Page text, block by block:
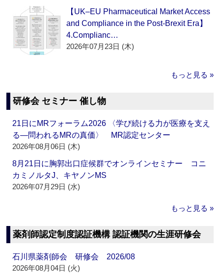
【UK–EU Pharmaceutical Market Access
and Compliance in the Post-Brexit Era】
4.Complianc…
2026年07月23日 (木)
もっと見る »
研修会 セミナー 催し物
21日にMRフォーラム2026 〈学び続ける力が医療を支え
る―問われるMRの真価〉 MR認定センター
2026年08月06日 (木)
8月21日に胸郭出口症候群でオンラインセミナー コニ
カミノルタJ、キヤノンMS
2026年07月29日 (水)
もっと見る »
薬剤師認定制度認証機構 認証機関の生涯研修会
石川県薬剤師会 研修会 2026/08
2026年08月04日 (火)